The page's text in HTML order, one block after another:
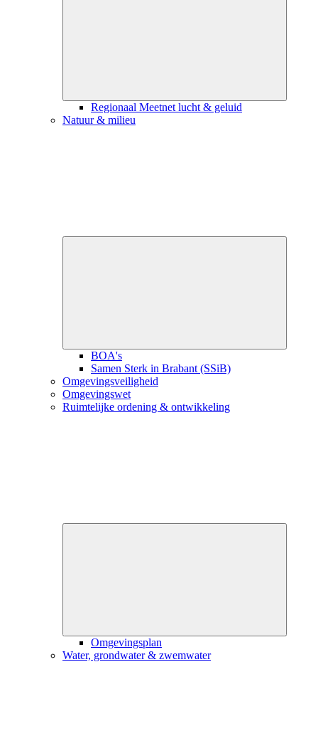
Regionaal Meetnet lucht & geluid
Natuur & milieu
BOA's
Samen Sterk in Brabant (SSiB)
Omgevingsveiligheid
Omgevingswet
Ruimtelijke ordening & ontwikkeling
Omgevingsplan
Water, grondwater & zwemwater